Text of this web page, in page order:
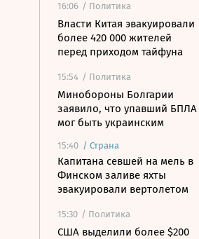
16:06 / Политика
Власти Китая эвакуировали
более 420 000 жителей
перед приходом тайфуна
15:54 / Политика
Минобороны Болгарии
заявило, что упавший БПЛА
мог быть украинским
15:40 / Страна
Капитана севшей на мель в
Финском заливе яхты
эвакуировали вертолетом
15:30 / Политика
США выделили более $200